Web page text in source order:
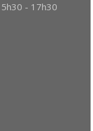
- 17h30